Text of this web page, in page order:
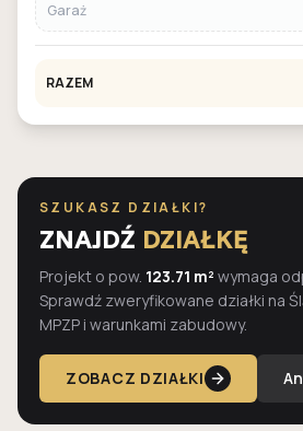
Garaż
RAZEM
SZUKASZ DZIAŁKI?
ZNAJDŹ DZIAŁKĘ
Projekt o pow. 123.71 m² wymaga
Sprawdź zweryfikowane działki na
MPZP i warunkami zabudowy.
ZOBACZ DZIAŁKI